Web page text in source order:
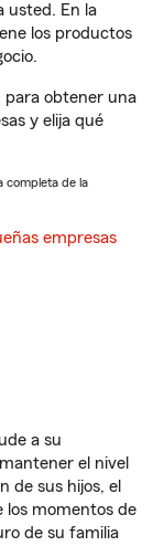
usted. En la
los productos
para obtener una
y elija qué
completa de la
empresas
a su
el nivel
de sus hijos, el
los momentos de
de su familia